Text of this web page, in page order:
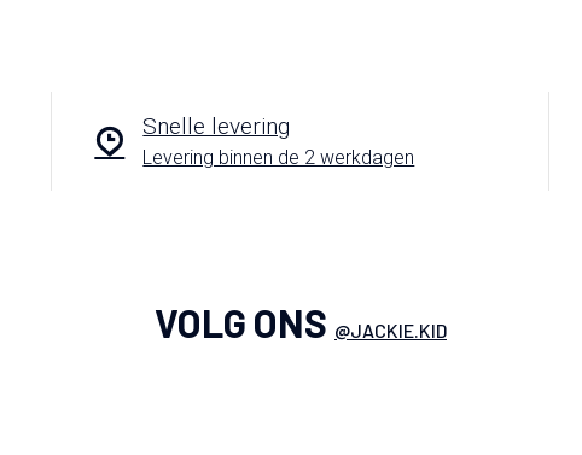
Snelle levering
Levering binnen de 2 werkdagen
VOLG ONS @JACKIE.KID